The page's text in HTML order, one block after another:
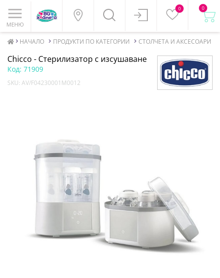
МЕНЮ
0 0
НАЧАЛО ПРОДУКТИ ПО КАТЕГОРИИ СТОЛЧЕТА И АКСЕСОАРИ
Chicco - Стерилизатор с изсушаване
Код: 71909
SKU: AV/F04230001M0012